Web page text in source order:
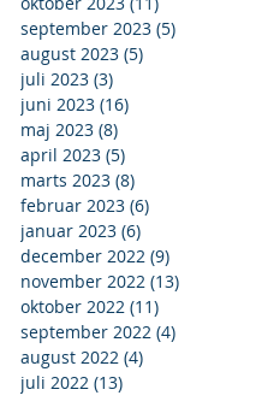
september 2023 (5)
august 2023 (5)
juli 2023 (3)
juni 2023 (16)
maj 2023 (8)
april 2023 (5)
marts 2023 (8)
februar 2023 (6)
januar 2023 (6)
december 2022 (9)
november 2022 (13)
oktober 2022 (11)
september 2022 (4)
august 2022 (4)
juli 2022 (13)